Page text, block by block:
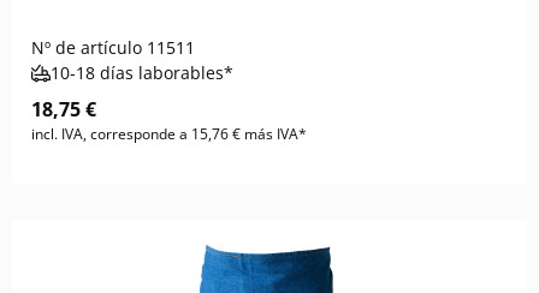
Nº de artículo 11511
10-18 días laborables*
18,75 €
incl. IVA, corresponde a 15,76 € más IVA*